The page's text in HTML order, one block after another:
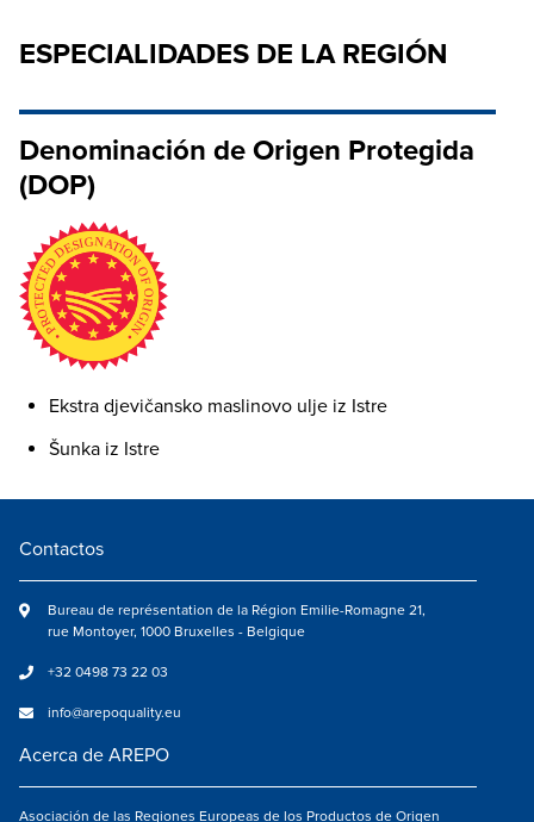
ESPECIALIDADES DE LA REGIÓN
Denominación de Origen Protegida
(DOP)
Ekstra djevičansko maslinovo ulje iz Istre
Šunka iz Istre
Contactos
Bureau de représentation de la Région Emilie-Romagne 21,
rue Montoyer, 1000 Bruxelles - Belgique
+32 0498 73 22 03
info@arepoquality.eu
Acerca de AREPO
Asociación de las Regiones Europeas de los Productos de Origen